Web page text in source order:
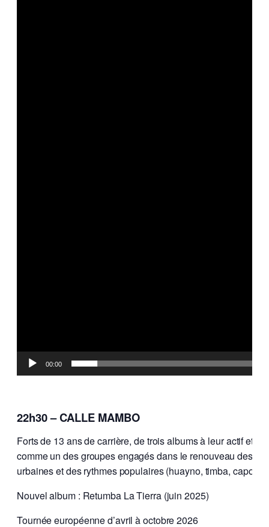
00:00
22h30 – CALLE MAMBO
Forts de 13 ans de carrière, de trois albums à leur actif et
comme un des groupes engagés dans le renouveau des
urbaines et des rythmes populaires (huayno, timba,
Nouvel album : Retumba La Tierra (juin 2025)
Tournée européenne d’avril à octobre 2026